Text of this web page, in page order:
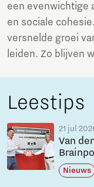
een evenwichtige
en sociale
versnelde groei
leiden. Zo blijven
Leestips
21 jul
Van
Nieuws